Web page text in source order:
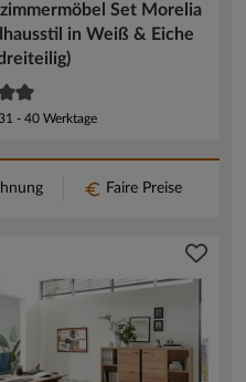
Faire Preise
Set Morelia
in Weiß & Eiche
- 40 Werktage